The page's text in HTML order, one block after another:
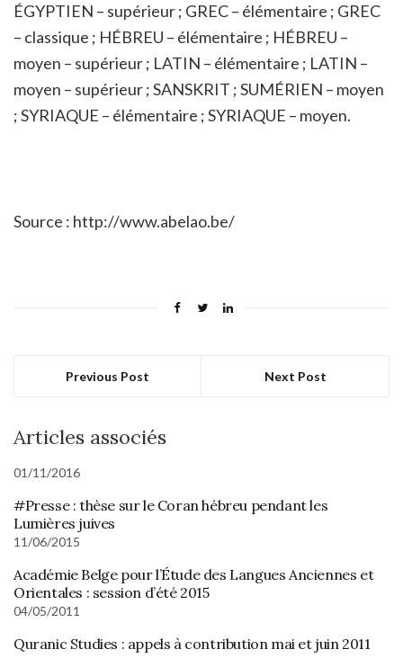
ÉGYPTIEN – supérieur ; GREC – élémentaire ; GREC
– classique ; HÉBREU – élémentaire ; HÉBREU –
moyen – supérieur ; LATIN – élémentaire ; LATIN –
moyen – supérieur ; SANSKRIT ; SUMÉRIEN – moyen
; SYRIAQUE – élémentaire ; SYRIAQUE – moyen.
Source : http://www.abelao.be/
Previous Post Next Post
Articles associés
01/11/2016
#Presse : thèse sur le Coran hébreu pendant les
Lumières juives
11/06/2015
Académie Belge pour l’Étude des Langues Anciennes et
Orientales : session d’été 2015
04/05/2011
Quranic Studies : appels à contribution mai et juin 2011